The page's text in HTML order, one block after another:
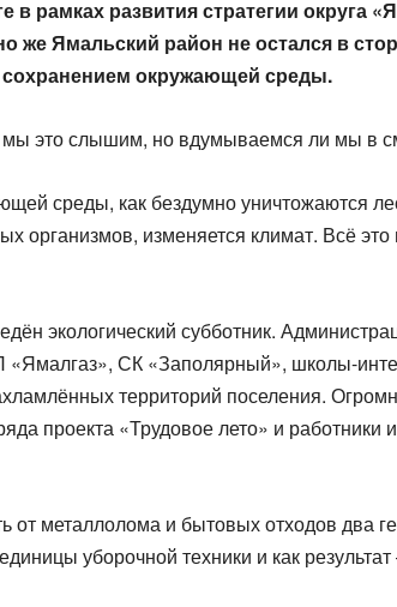
рамках развития стратегии округа
же Ямальский район не остался в
окружающей среды.
мы это слышим, но вдумываемся ли мы в
среды, как бездумно уничтожаются
организмов, изменяется климат. Всё это
экологический субботник.
«Ямалгаз», СК «Заполярный», школы-
территорий поселения.
проекта «Трудовое лето» и работники
металлолома и бытовых отходов два
уборочной техники и как результат